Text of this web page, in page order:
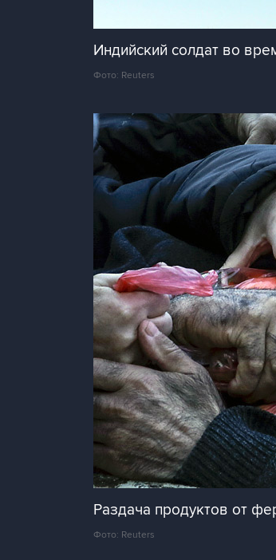
Индийский солдат во
Фото: Reuters
Раздача продуктов от
Фото: Reuters